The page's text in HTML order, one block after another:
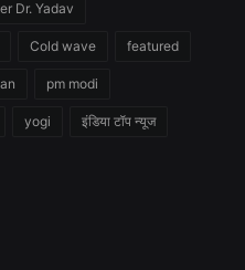
Dr. Yadav
Cold wave featured
pm modi
yogi इंडिया टॉप न्यूज